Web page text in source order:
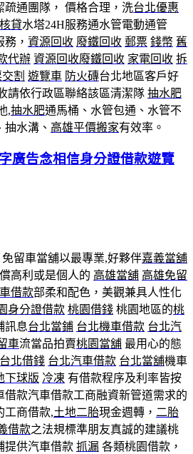
疏通團隊， 價格合理，洗台北優惠
貸水塔24H服務通水管電動通管
， 資源回收 廢鐵回收 郵票 錢幣 舊
代辦 資源回收廢鐵回收 家電回收 拆
割 遊覽車 防火磚台北地區客戶好
請依行政區聯絡該區清潔隊 抽水肥
,抽水肥通馬桶、水管包通、水管不
水溝、 高雄平價搬家有效率。
廣告念相信身分證借款遊覽
留車當舖以最專業,好夥伴嘉義當舖
高利或是個人的 高雄當舖 高雄免留
借款部柔和配色，美觀兼具人性化
身分證借款 桃園借錢 桃園地區的桃
訊息台北當鋪 台北機車借款 台北汽
車流當品拍賣桃園當舖 最用心的態
台北借錢 台北汽車借款 台北當舖機車
下球版 冷凍 有借款程序及利率皆按
借款汽車借款工商融資新管道需求的
工商借款,土地二胎現金週轉， 二胎
借款之法規標準朋友真誠的建議桃
提供汽車借款 抓漏 各類桃園借款，